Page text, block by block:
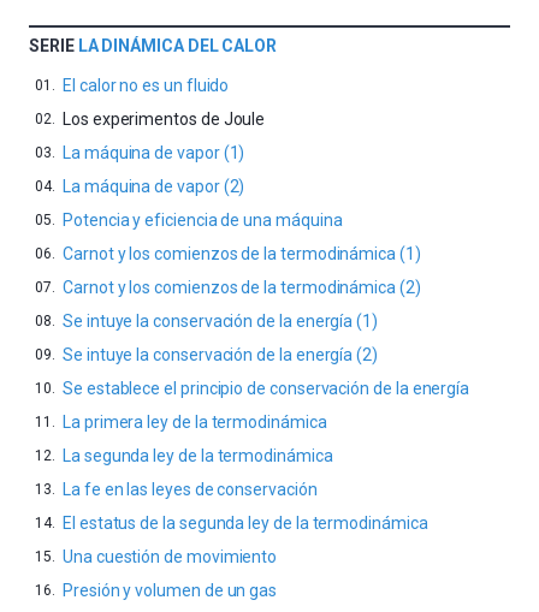
SERIE LA DINÁMICA DEL CALOR
El calor no es un fluido
Los experimentos de Joule
La máquina de vapor (1)
La máquina de vapor (2)
Potencia y eficiencia de una máquina
Carnot y los comienzos de la termodinámica (1)
Carnot y los comienzos de la termodinámica (2)
Se intuye la conservación de la energía (1)
Se intuye la conservación de la energía (2)
Se establece el principio de conservación de la energía
La primera ley de la termodinámica
La segunda ley de la termodinámica
La fe en las leyes de conservación
El estatus de la segunda ley de la termodinámica
Una cuestión de movimiento
Presión y volumen de un gas